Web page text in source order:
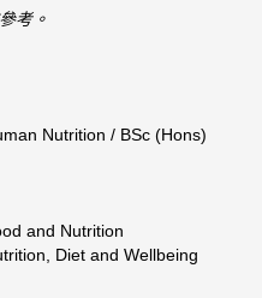
考。
Nutrition / BSc (Hons)
and Nutrition
Diet and Wellbeing